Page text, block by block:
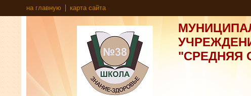
на главную карта сайта
"СРЕДНЯЯ